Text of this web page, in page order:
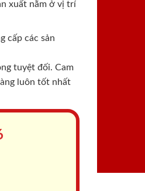
xuất nằm ở vị trí
cấp các sản
tuyệt đối. Cam
luôn tốt nhất